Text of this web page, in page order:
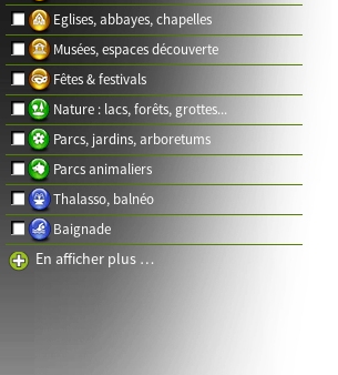
Eglises, abbayes, chapelles
Musées, espaces découverte
Fêtes & festivals
Nature : lacs, forêts, grottes...
Parcs, jardins, arboretums
Parcs animaliers
Thalasso, balnéo
Baignade
En afficher plus …